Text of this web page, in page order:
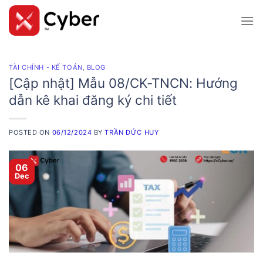
Skip
content
TÀI CHÍNH - KẾ TOÁN, BLOG
[Cập nhật] Mẫu 08/CK-TNCN: Hướng
dẫn kê khai đăng ký chi tiết
POSTED ON 06/12/2024 BYTRẦN ĐỨC HUY
06
Dec